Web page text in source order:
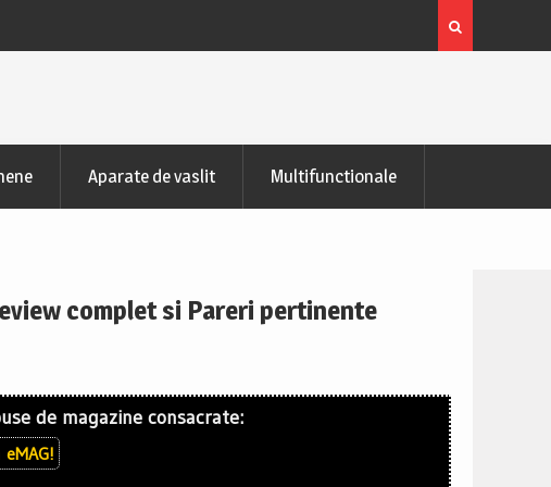
si
Bicicleta indoor cycling FitTronic®
Pareri
Aparate de vaslit Multifunctionale
complet si Pareri pertinente
de magazine consacrate:
eMAG!